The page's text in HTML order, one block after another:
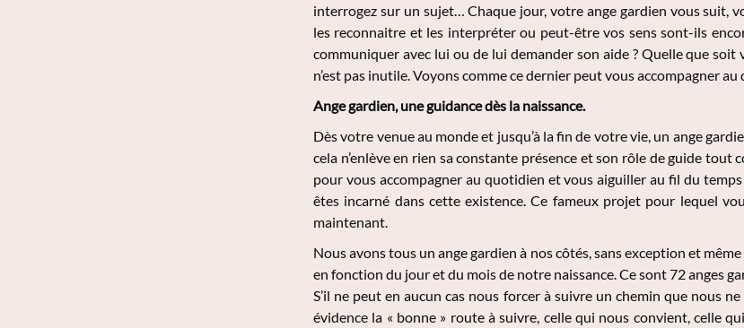
interrogez sur un sujet… Chaque jour, votre ange gardien vous suit,
les reconnaitre et les interpréter ou peut-être vos sens sont-ils
communiquer avec lui ou de lui demander son aide ? Quelle que
n’est pas inutile. Voyons comme ce dernier peut vous accompagner
Ange gardien, une guidance dès la naissance.
Dès votre venue au monde et jusqu’à la fin de votre vie, un ange
cela n’enlève en rien sa constante présence et son rôle de guide
pour vous accompagner au quotidien et vous aiguiller au fil du
êtes incarné dans cette existence. Ce fameux projet pour lequel
maintenant.
Nous avons tous un ange gardien à nos côtés, sans exception et
en fonction du jour et du mois de notre naissance. Ce sont 72 anges
S’il ne peut en aucun cas nous forcer à suivre un chemin que nous
évidence la « bonne » route à suivre, celle qui nous convient, celle